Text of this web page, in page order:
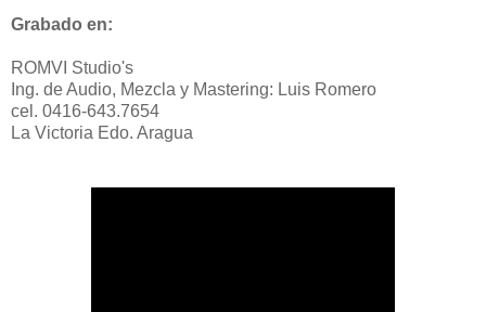
Grabado en:
ROMVI Studio's
Ing. de Audio, Mezcla y Mastering: Luis Romero
cel. 0416-643.7654
La Victoria Edo. Aragua